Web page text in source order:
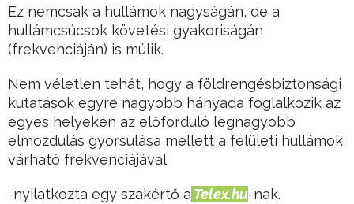
Ez nemcsak a hullámok nagyságán, de a
hullámcsúcsok követési gyakoriságán
(frekvenciáján) is múlik.
Nem véletlen tehát, hogy a földrengésbiztonsági
kutatások egyre nagyobb hányada foglalkozik az
egyes helyeken az előforduló legnagyobb
elmozdulás gyorsulása mellett a felületi hullámok
várható frekvenciájával
-nyilatkozta egy szakértő a Telex.hu-nak.